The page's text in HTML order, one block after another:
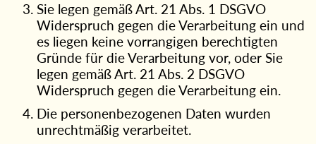
Sie legen gemäß Art. 21 Abs. 1 DSGVO
Widerspruch gegen die Verarbeitung ein und
es liegen keine vorrangigen berechtigten
Gründe für die Verarbeitung vor, oder Sie
legen gemäß Art. 21 Abs. 2 DSGVO
Widerspruch gegen die Verarbeitung ein.
Die personenbezogenen Daten wurden
unrechtmäßig verarbeitet.